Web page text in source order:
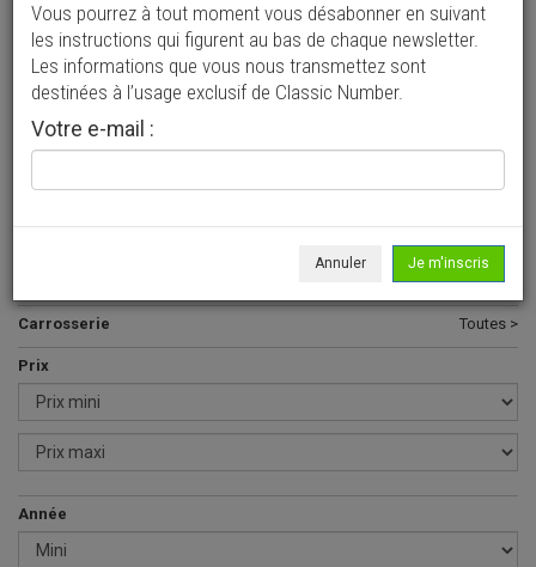
Vos annonces vues par
plus de 4 millions de collectionneurs
Ajouter une annonce
> Rechercher un véhicule
Giulia GT >
Carrosserie Toutes >
Prix
Année
Vous pourrez à tout moment vous désabonner en suivant
les instructions qui figurent au bas de chaque newsletter.
Les informations que vous nous transmettez sont
destinées à l’usage exclusif de Classic Number.
Votre e-mail :
Annuler Je m'inscris